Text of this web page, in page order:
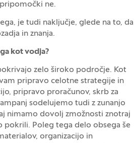
ne.
je tudi naključje, glede na to, da
in znanja.
kot vodja?
zelo široko področje. Kot
pripravo celotne strategije in
pripravo proračunov, skrb za
sodelujemo tudi z zunanjo
nimamo dovolj zmožnosti znotraj
pokrili. Poleg tega delo obsega še
organizacijo in